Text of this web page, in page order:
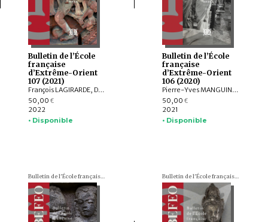
Bulletin de l’École
française
d’Extrême-Orient
107 (2021)
François LAGIRARDE, Dominic GOODALL, Louis GABAUDE, Nicolas REVIRE, Bruno DAGENS, Andrea ACRI, Franciscus VERELLEN, Allan G. GRAPARD, Johan LEVILLAIN, Hans T. BAKKER, ZHANG Zhaoyang, Javier SCHNAKE, Thissana WEERAKIETSOONTORN
50,00 €
2022
• Disponible
Bulletin de l’École
française
d’Extrême-Orient
106 (2020)
Pierre-Yves MANGUIN, Andrew HARDY, Charlotte SCHMID, François LACHAUD, Dominic GOODALL, Arlo GRIFFITHS, Armand DESBAT, Béatrice WISNIEWSKI, Federico BAROCCO, NGUYỄN Tiến Đông, Patrice LADWIG, Yael SHIRI, Melinda Zulejka FODOR, Valérie THIRION-MERLE, Gisela THIERRIN-MICHAEL, Ranet HONG, Nicolas MOLLARD, LI Guoqiang, NGUYỄN ĐẶNG ANH MINH, NGUYỄN ĐÌNH HƯNG, NGUYỄN QUANG NGỌC, Chloé CHOLLET, Martin RATHIE
50,00 €
2021
• Disponible
Bulletin de l'École française d'Extrême-Orient (BEFEO) Bulletin de l'École française d'Extrême-Orient (BEFEO)